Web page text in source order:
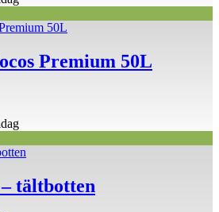
Premium 50L
tältbotten